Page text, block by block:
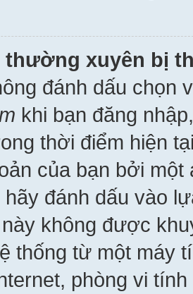
thường xuyên bị
đánh dấu chọn
khi bạn đăng
thời điểm hiện
của bạn bởi
hãy đánh dấu vào
không được
thống từ một máy
phòng vi